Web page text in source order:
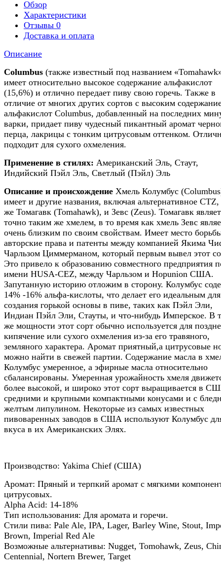
Обзор
Характеристики
Отзывы 0
Доставка и оплата
Описание
Columbus (также известный под названием
имеет относительно высокое содержание альфа­кислот
(15,6%) и отлично передает пиву свою горечь. Также в
отличие от многих других сортов с высоким
альфа­кислот Columbus, добавленный на последних
варки, придает пиву чудесный пикантный аромат
перца, лакрицы с тонким цитрусовым оттенком.
подходит для сухого охмеления.
Применение в стилях: Американский Эль, Стаут,
Индийский Пэйл Эль, Светлый (Пэйл) Эль
Описание и происхождение Хмель Колумбус
имеет и другие названия, включая альтернативное CTZ,
же Томагавк (Tomahawk), и Зевс (Zeus). Томагавк
точно таким же хмелем, в то время как хмель Зевс
очень близким по своим свойствам. Имеет место
авторские права и патенты между компанией Якима
Чарльзом Циммерманом, который первым вывел этот
Это привело к образованию совместного предприятия
имени HUSA-CEZ, между Чарльзом и Hopunion США.
Запутанную историю отложим в сторону. Колумбус
14% -16% альфа-кислоты, что делает его идеальным для
создания горькой основы в пиве, таких как Пэйл Эли,
Индиан Пэйл Эли, Стауты, и что-нибудь Имперское. В
же мощности этот сорт обычно используется для
кипячение или сухого охмеления из-за его травяного,
земляного характера. Аромат приятный,а цитрусовые
можно найти в свежей партии. Содержание масла в
Колумбус умеренное, а эфирные масла относительно
сбалансированы. Умеренная урожайность хмеля
более высокой, и широко этот сорт выращивается в
средними и крупными компактными конусами и с
желтым липулином. Некоторые из самых известных
пивоваренных заводов в США используют Колумбус
вкуса в их Американских Элях.
Производство: Yakima Chief (США)
Аромат: Пряный и терпкий аромат с мягкими
цитрусовых.
Alpha Acid: 14-18%
Тип использования: Для аромата и горечи.
Стили пива: Pale Ale, IPA, Lager, Barley Wine, Stout,
Brown, Imperial Red Ale
Возможные альтернативы: Nugget, Tomohawk, Zeus,
Centennial, Nortern Brewer, Target